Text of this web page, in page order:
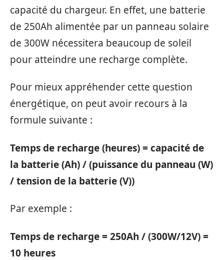
capacité du chargeur. En effet, une batterie
de 250Ah alimentée par un panneau solaire
de 300W nécessitera beaucoup de soleil
pour atteindre une recharge complète.
Pour mieux appréhender cette question
énergétique, on peut avoir recours à la
formule suivante :
Temps de recharge (heures) = capacité de
la batterie (Ah) / (puissance du panneau (W)
/ tension de la batterie (V))
Par exemple :
Temps de recharge = 250Ah / (300W/12V) =
10 heures